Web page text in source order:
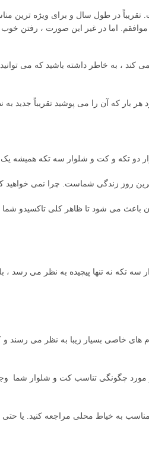
فصل است. تقریباً در طول سال و برای ویژه
اما در غیر این صورت ، رفتن
، به خاطر داشته باشید که می
بار که آن را می پوشید تقریباً جدید به
دو تکه و کت و شلوار سه تکه
روز زندگی شماست. چرا نمی خواهید
باعث می شود تا ظاهر کلی تاکسیدو
تکه نه تنها پیچیده به نظر می رسد ،
های خاصی بسیار زیبا به نظر می رسند
مورد چگونگی تناسب کت و شلوار شما
به خیاط محلی مراجعه کنید. یا